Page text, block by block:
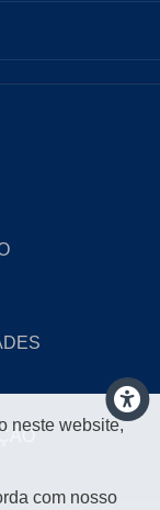
neste website,
com nosso